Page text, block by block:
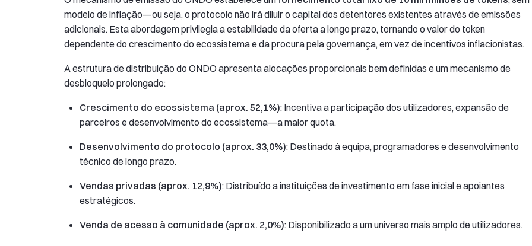
modelo de inflação—ou seja, o protocolo não irá diluir o capital dos detentores existentes através de emissões
adicionais. Esta abordagem privilegia a estabilidade da oferta a longo prazo, tornando o valor do token
dependente do crescimento do ecossistema e da procura pela governança, em vez de incentivos inflacionistas.
A estrutura de distribuição do ONDO apresenta alocações proporcionais bem definidas e um mecanismo de
desbloqueio prolongado:
Crescimento do ecossistema (aprox. 52,1%): Incentiva a participação dos utilizadores, expansão de
parceiros e desenvolvimento do ecossistema—a maior quota.
Desenvolvimento do protocolo (aprox. 33,0%): Destinado à equipa, programadores e desenvolvimento
técnico de longo prazo.
Vendas privadas (aprox. 12,9%): Distribuído a instituições de investimento em fase inicial e apoiantes
estratégicos.
Venda de acesso à comunidade (aprox. 2,0%): Disponibilizado a um universo mais amplo de utilizadores.